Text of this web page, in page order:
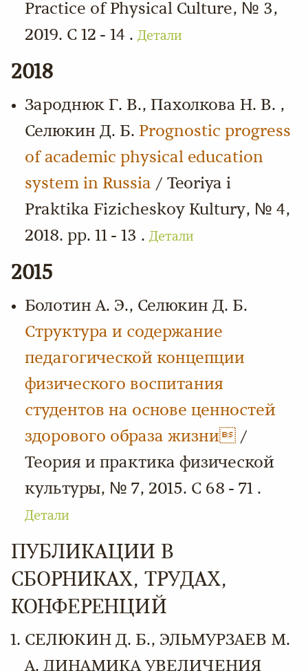
Practice of Physical Culture, № 3,
2019. С 12 - 14 . Детали
2018
Зароднюк Г. В., Пахолкова Н. В. ,
Селюкин Д. Б. Prognostic progress
of academic physical education
system in Russia / Teoriya i
Praktika Fizicheskoy Kultury, № 4,
2018. pp. 11 - 13 . Детали
2015
Болотин А. Э., Селюкин Д. Б.
Структура и содержание
педагогической концепции
физического воспитания
студентов на основе ценностей
здорового образа жизни /
Теория и практика физической
культуры, № 7, 2015. С 68 - 71 .
Детали
ПУБЛИКАЦИИ В
СБОРНИКАХ, ТРУДАХ,
КОНФЕРЕНЦИЙ
СЕЛЮКИН Д. Б., ЭЛЬМУРЗАЕВ М.
А. ДИНАМИКА УВЕЛИЧЕНИЯ